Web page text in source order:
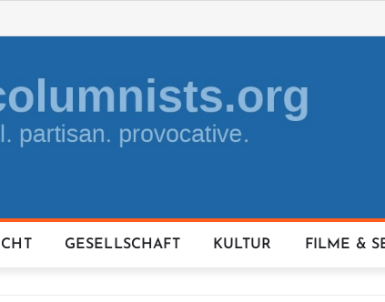
GESELLSCHAFT KULTUR FILME &